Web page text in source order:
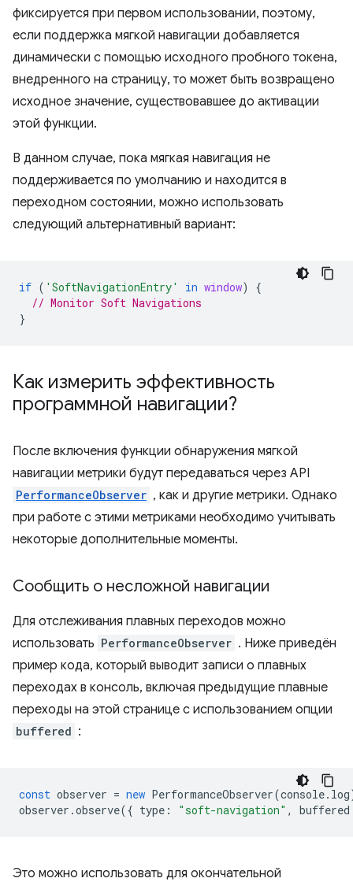
фиксируется при первом использовании, поэтому,
если поддержка мягкой навигации добавляется
динамически с помощью исходного пробного токена,
внедренного на страницу, то может быть возвращено
исходное значение, существовавшее до активации
этой функции.
В данном случае, пока мягкая навигация не
поддерживается по умолчанию и находится в
переходном состоянии, можно использовать
следующий альтернативный вариант:
if ( 'SoftNavigationEntry' in window)
{
// Monitor Soft Navigations
}
Как измерить эффективность
программной навигации?
После включения функции обнаружения мягкой
навигации метрики будут передаваться через API
PerformanceObserver , как и другие метрики. Однако
при работе с этими метриками необходимо учитывать
некоторые дополнительные моменты.
Сообщить о несложной навигации
Для отслеживания плавных переходов можно
использовать PerformanceObserver . Ниже приведён
пример кода, который выводит записи о плавных
переходах в консоль, включая предыдущие плавные
переходы на этой странице с использованием опции
buffered :
const observer = new PerformanceObserver(console. log
observer .observe({ type : "soft-navigation" , buffered
Это можно использовать для окончательной